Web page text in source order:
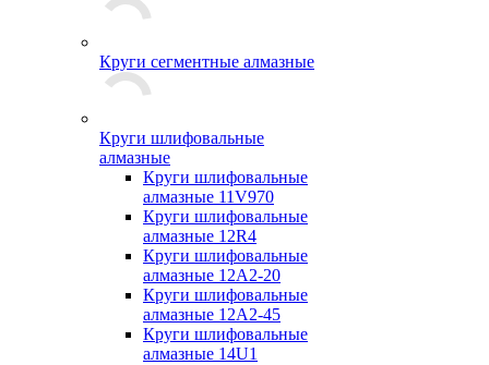
Круги сегментные алмазные
Круги шлифовальные
алмазные
Круги шлифовальные
алмазные 11V970
Круги шлифовальные
алмазные 12R4
Круги шлифовальные
алмазные 12А2-20
Круги шлифовальные
алмазные 12А2-45
Круги шлифовальные
алмазные 14U1